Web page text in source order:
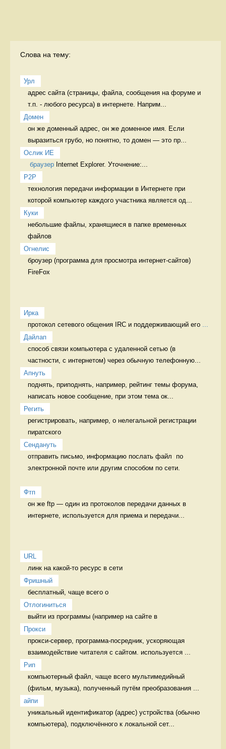
Слова на тему:
Урл
адрес сайта (страницы, файла, сообщения на форуме и
т.п. - любого ресурса) в интернете. Наприм...
Домен
он же доменный адрес, он же доменное имя. Если
выразиться грубо, но понятно, то домен — это пр...
Ослик ИЕ
браузер Internet Explorer. Уточнение:...
P2P
технология передачи информации в Интернете при
которой компьютер каждого участника является од...
Куки
небольшие файлы, хранящиеся в папке временных
файлов
Огнелис
броузер (программа для просмотра интернет-сайтов)
FireFox
Ирка
протокол сетевого общения IRC и поддерживающий его
Дайлап
способ связи компьютера с удаленной сетью (в
частности, с интернетом) через обычную телефонную...
Апнуть
поднять, приподнять, например, рейтинг темы форума,
написать новое сообщение, при этом тема ок...
Регить
регистрировать, например, о нелегальной регистрации
пиратского
Сендануть
отправить письмо, информацию послать файл  по
электронной почте или другим способом по сети.
Фтп
он же ftp — один из протоколов передачи данных в
интернете, используется для приема и передачи...
URL
линк на какой-то ресурс в сети
Фришный
бесплатный, чаще всего о
Отлогиниться
выйти из программы (например на сайте в
Прокси
прокси-сервер, программа-посредник, ускоряющая
взаимодействие читателя с сайтом. используется ...
Рип
компьютерный файл, чаще всего мультимедийный
(фильм, музыка), полученный путём преобразования ...
айпи
уникальный идентификатор (адрес) устройства (обычно
компьютера), подключённого к локальной сет...